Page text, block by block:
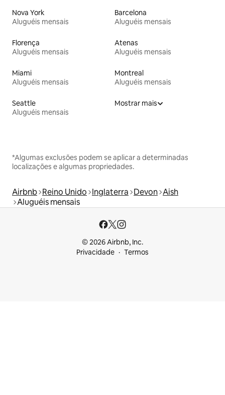
Nova York
Aluguéis mensais
Barcelona
Aluguéis mensais
Florença
Aluguéis mensais
Atenas
Aluguéis mensais
Miami
Aluguéis mensais
Montreal
Aluguéis mensais
Seattle
Aluguéis mensais
Mostrar mais
*Algumas exclusões podem se aplicar a determinadas
localizações e algumas propriedades.
Airbnb Reino Unido Inglaterra Devon Aish
Aluguéis mensais
© 2026 Airbnb, Inc.
Privacidade
Termos